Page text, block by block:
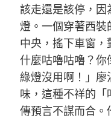
該走還是該停，因
燈。一個穿著西裝
中央，搖下車窗
什麼咕嚕咕嚕？你
綠燈沒用啊！」廖
味，這種不祥的
傳預言不謀而合。